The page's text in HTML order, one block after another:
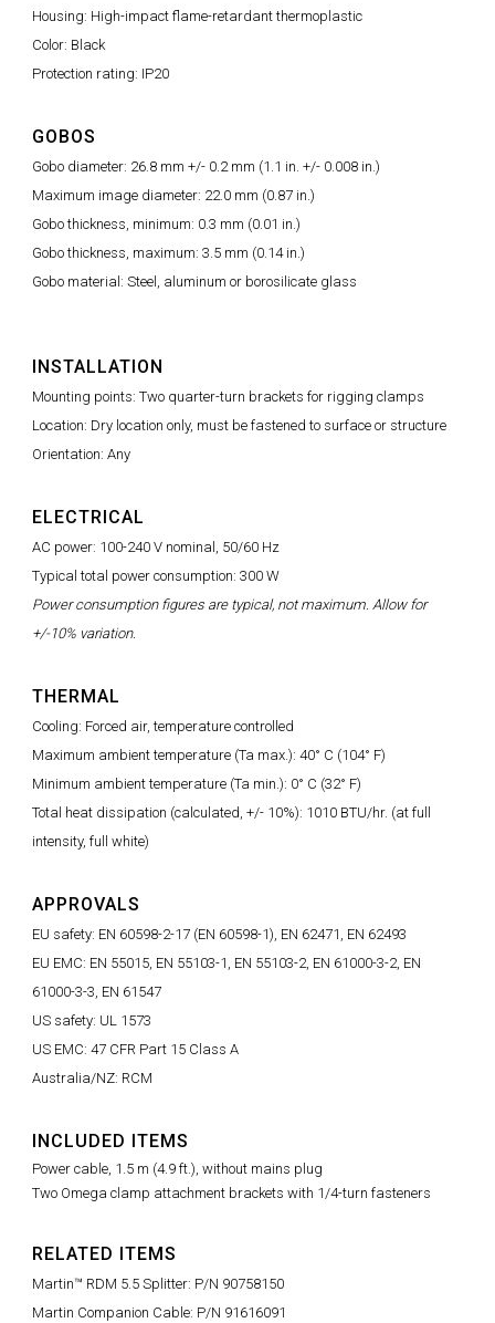
Housing: High-impact flame-retardant thermoplastic
Color: Black
Protection rating: IP20
GOBOS
Gobo diameter: 26.8 mm +/- 0.2 mm (1.1 in. +/- 0.008 in.)
Maximum image diameter: 22.0 mm (0.87 in.)
Gobo thickness, minimum: 0.3 mm (0.01 in.)
Gobo thickness, maximum: 3.5 mm (0.14 in.)
Gobo material: Steel, aluminum or borosilicate glass
INSTALLATION
Mounting points: Two quarter-turn brackets for rigging clamps
Location: Dry location only, must be fastened to surface or structure
Orientation: Any
ELECTRICAL
AC power: 100-240 V nominal, 50/60 Hz
Typical total power consumption: 300 W
Power consumption figures are typical, not maximum. Allow for
+/-10% variation.
THERMAL
Cooling: Forced air, temperature controlled
Maximum ambient temperature (Ta max.): 40° C (104° F)
Minimum ambient temperature (Ta min.): 0° C (32° F)
Total heat dissipation (calculated, +/- 10%): 1010 BTU/hr. (at full
intensity, full white)
APPROVALS
EU safety: EN 60598-2-17 (EN 60598-1), EN 62471, EN 62493
EU EMC: EN 55015, EN 55103-1, EN 55103-2, EN 61000-3-2, EN
61000-3-3, EN 61547
US safety: UL 1573
US EMC: 47 CFR Part 15 Class A
Australia/NZ: RCM
INCLUDED ITEMS
Power cable, 1.5 m (4.9 ft.), without mains plug
Two Omega clamp attachment brackets with 1/4-turn fasteners
RELATED ITEMS
Martin™ RDM 5.5 Splitter: P/N 90758150
Martin Companion Cable: P/N 91616091